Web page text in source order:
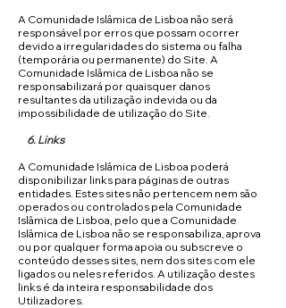
A Comunidade Islâmica de Lisboa não será
responsável por erros que possam ocorrer
devido a irregularidades do sistema ou falha
(temporária ou permanente) do Site. A
Comunidade Islâmica de Lisboa não se
responsabilizará por quaisquer danos
resultantes da utilização indevida ou da
impossibilidade de utilização do Site.
6. Links
A Comunidade Islâmica de Lisboa poderá
disponibilizar links para páginas de outras
entidades. Estes sites não pertencem nem são
operados ou controlados pela Comunidade
Islâmica de Lisboa, pelo que a Comunidade
Islâmica de Lisboa não se responsabiliza, aprova
ou por qualquer forma apoia ou subscreve o
conteúdo desses sites, nem dos sites com ele
ligados ou neles referidos. A utilização destes
links é da inteira responsabilidade dos
Utilizadores.